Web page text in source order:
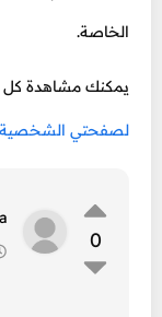
الخاصة.
يمكنك مشاهدة كل
لصفحتي الشخصية
0